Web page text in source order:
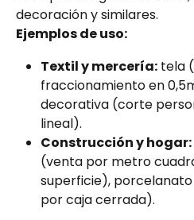
decoración y similares.
Ejemplos de uso:
Textil y mercería: tela
fraccionamiento en
decorativa (corte
lineal).
Construcción y hogar:
(venta por metro
superficie),
por caja cerrada).